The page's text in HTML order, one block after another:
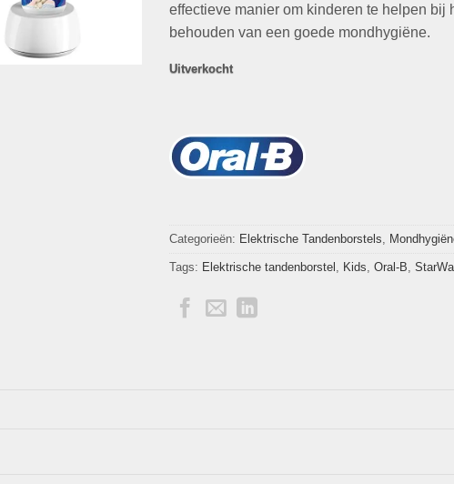
effectieve manier om kinderen te helpen bij
behouden van een goede mondhygiëne.
Uitverkocht
Categorieën: Elektrische Tandenborstels,
Tags: Elektrische tandenborstel , Kids, Oral-B,